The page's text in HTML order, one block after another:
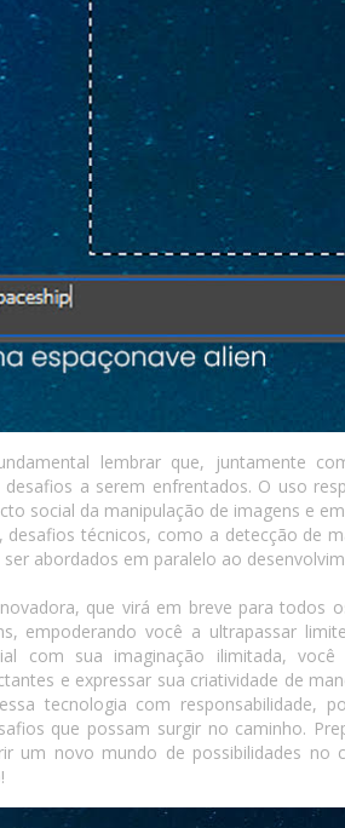
lembrar que, juntamente
a serem enfrentados. O uso
social da manipulação de imagens e
desafios técnicos, como a detecção de
abordados em paralelo ao
que virá em breve para todos
empoderando você a ultrapassar
com sua imaginação ilimitada,
e expressar sua criatividade de
tecnologia com responsabilidade,
que possam surgir no caminho.
um novo mundo de possibilidades no